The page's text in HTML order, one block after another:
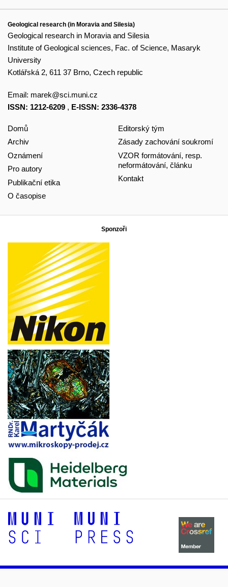
Geological research (in Moravia and Silesia)
Geological research in Moravia and Silesia
Institute of Geological sciences, Fac. of Science, Masaryk
University
Kotlářská 2, 611 37 Brno, Czech republic
Email: marek@sci.muni.cz
ISSN: 1212-6209 , E-ISSN: 2336-4378
Domů
Archiv
Oznámení
Pro autory
Publikační etika
O časopise
Editorský tým
Zásady zachování soukromí
VZOR formátování, resp.
neformátování, článku
Kontakt
Sponzoři